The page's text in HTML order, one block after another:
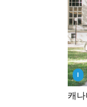
캐